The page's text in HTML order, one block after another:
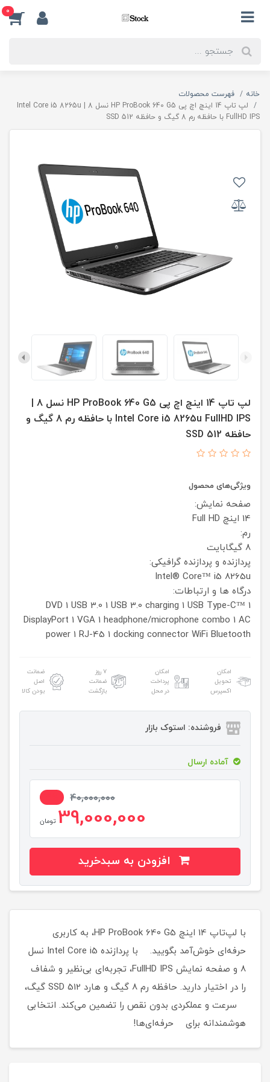
0
خانه
فهرست محصولات
لپ تاپ 14 اینچ اچ پی HP ProBook 640 G5 نسل 8 | Intel Core i5 8265u
FullHD IPS با حافظه رم 8 گیگ و حافظه SSD 512
Intel Core i5 8265u FullHD IPS با حافظه رم 8 گیگ و
حافظه SSD 512
ویژگی‌های محصول
صفحه نمایش:
14 اینچ
Full HD
رم:
8 گیگابایت
پردازنده و پردازنده گرافیکی:
Intel® Core™ i5 8265u
درگاه ها و ارتباطات:
DVD 1 USB 3.0 1 USB 3.0 charging 1 USB Type-C™ 1
DisplayPort 1 VGA 1 headphone/microphone combo 1 AC
power 1 RJ-45 1 docking connector WiFi Bluetooth
امکان
تحویل
اکسپرس
امکان
پرداخت
در محل
۷ روز
ضمانت
بازگشت
ضمانت
اصل
بودن کالا
فروشنده: استوک بازار
آماده ارسال
40,000,000
39,000,000 تومان
با لپ‌تاپ 14 اینچ HP ProBook 640 G5، به کاربری
حرفه‌ای خوش‌آمد بگویید. با پردازنده Intel Core i5 نسل
8 و صفحه نمایش FullHD IPS، تجربه‌ای بی‌نظیر و شفاف
را در اختیار دارید. حافظه رم 8 گیگ و هارد SSD 512 گیگ،
سرعت و عملکردی بدون نقص را تضمین می‌کند. انتخابی
هوشمندانه برای حرفه‌ای‌ها!